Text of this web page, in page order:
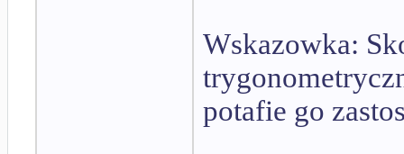
Wskazowka:
potafie go